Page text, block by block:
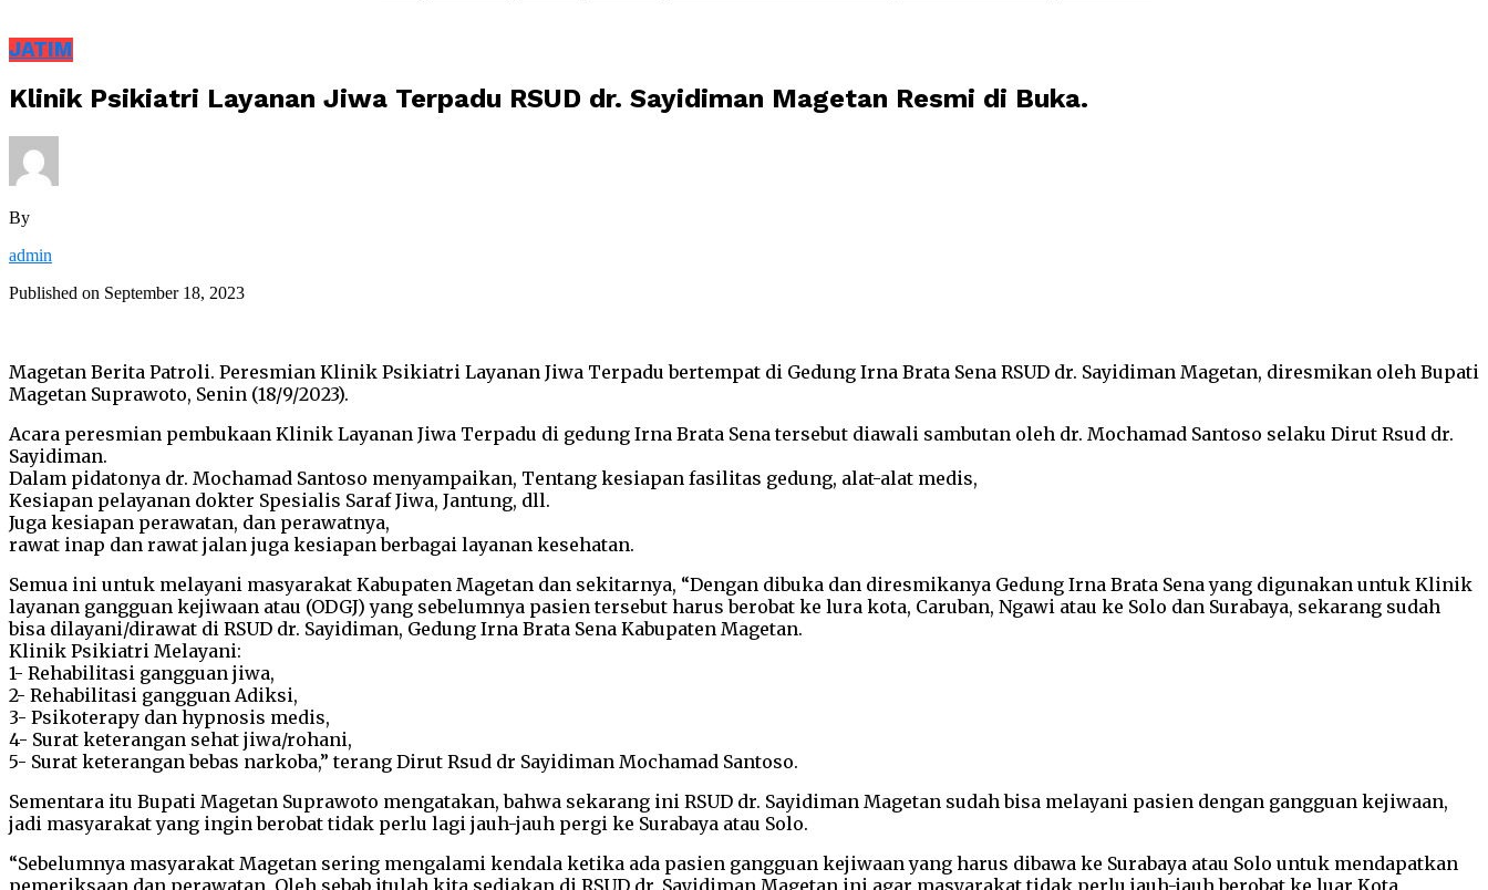
JATIM
Klinik Psikiatri Layanan Jiwa Terpadu RSUD dr. Sayidiman Magetan Resmi di Buka.
By
admin
Published on September 18, 2023
Magetan Berita Patroli. Peresmian Klinik Psikiatri Layanan Jiwa Terpadu bertempat di Gedung Irna Brata Sena RSUD dr. Sayidiman Magetan, diresmikan oleh Bupati
Magetan Suprawoto, Senin (18/9/2023).
Acara peresmian pembukaan Klinik Layanan Jiwa Terpadu di gedung Irna Brata Sena tersebut diawali sambutan oleh dr. Mochamad Santoso selaku Dirut Rsud dr.
Sayidiman.
Dalam pidatonya dr. Mochamad Santoso menyampaikan, Tentang kesiapan fasilitas gedung, alat-alat medis,
Kesiapan pelayanan dokter Spesialis Saraf Jiwa, Jantung, dll.
Juga kesiapan perawatan, dan perawatnya,
rawat inap dan rawat jalan juga kesiapan berbagai layanan kesehatan.
Semua ini untuk melayani masyarakat Kabupaten Magetan dan sekitarnya, “Dengan dibuka dan diresmikanya Gedung Irna Brata Sena yang digunakan untuk Klinik
layanan gangguan kejiwaan atau (ODGJ) yang sebelumnya pasien tersebut harus berobat ke lura kota, Caruban, Ngawi atau ke Solo dan Surabaya, sekarang sudah
bisa dilayani/dirawat di RSUD dr. Sayidiman, Gedung Irna Brata Sena Kabupaten Magetan.
Klinik Psikiatri Melayani:
1- Rehabilitasi gangguan jiwa,
2- Rehabilitasi gangguan Adiksi,
3- Psikoterapy dan hypnosis medis,
4- Surat keterangan sehat jiwa/rohani,
5- Surat keterangan bebas narkoba,” terang Dirut Rsud dr Sayidiman Mochamad Santoso.
Sementara itu Bupati Magetan Suprawoto mengatakan, bahwa sekarang ini RSUD dr. Sayidiman Magetan sudah bisa melayani pasien dengan gangguan kejiwaan,
jadi masyarakat yang ingin berobat tidak perlu lagi jauh-jauh pergi ke Surabaya atau Solo.
“Sebelumnya masyarakat Magetan sering mengalami kendala ketika ada pasien gangguan kejiwaan yang harus dibawa ke Surabaya atau Solo untuk mendapatkan